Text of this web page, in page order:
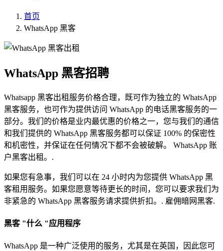
首页
WhatsApp 黑客
WhatsApp 黑客招聘
Whatsapp 黑客出租服务价格合理，既可作为独立的 WhatsApp
黑客服务，也可作为提供访问 WhatsApp 的电话黑客服务的一
部分。我们的价格是业内最优惠的价格之一，您与我们的通信
和我们提供的 WhatsApp 黑客服务都可以保证 100% 的保密性
和机密性，并保证在任何情况下都不会被破解。 WhatsApp 账
户黑客出租。.
如果您有急事，我们可以在 24 小时内为您提供 WhatsApp 黑
客租用服务。如果您愿意等待更长的时间，您可以要求我们为
非紧急的 WhatsApp 黑客服务请求提供折扣。. 雇佣暗网黑客.
黑客 "什么 "应用程序
WhatsApp 是一种广泛使用的服务，尤其是在英国，因此您可